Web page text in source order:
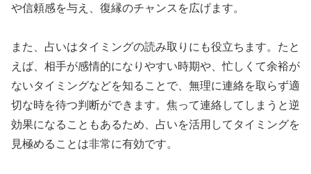
や信頼感を与え、復縁のチャンスを広げます。
また、占いはタイミングの読み取りにも役立ちます。たと
えば、相手が感情的になりやすい時期や、忙しくて余裕が
ないタイミングなどを知ることで、無理に連絡を取らず適
切な時を待つ判断ができます。焦って連絡してしまうと逆
効果になることもあるため、占いを活用してタイミングを
見極めることは非常に有効です。